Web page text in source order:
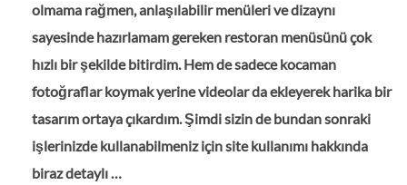
olmama rağmen, anlaşılabilir menüleri ve dizaynı
sayesinde hazırlamam gereken restoran menüsünü çok
hızlı bir şekilde bitirdim. Hem de sadece kocaman
fotoğraflar koymak yerine videolar da ekleyerek harika bir
tasarım ortaya çıkardım. Şimdi sizin de bundan sonraki
işlerinizde kullanabilmeniz için site kullanımı hakkında
biraz detaylı …